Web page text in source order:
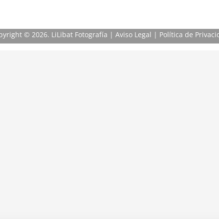
© 2026. LiLibat Fotografía | Aviso Legal | Política de